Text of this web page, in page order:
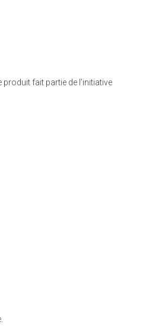
fait partie de l’initiative